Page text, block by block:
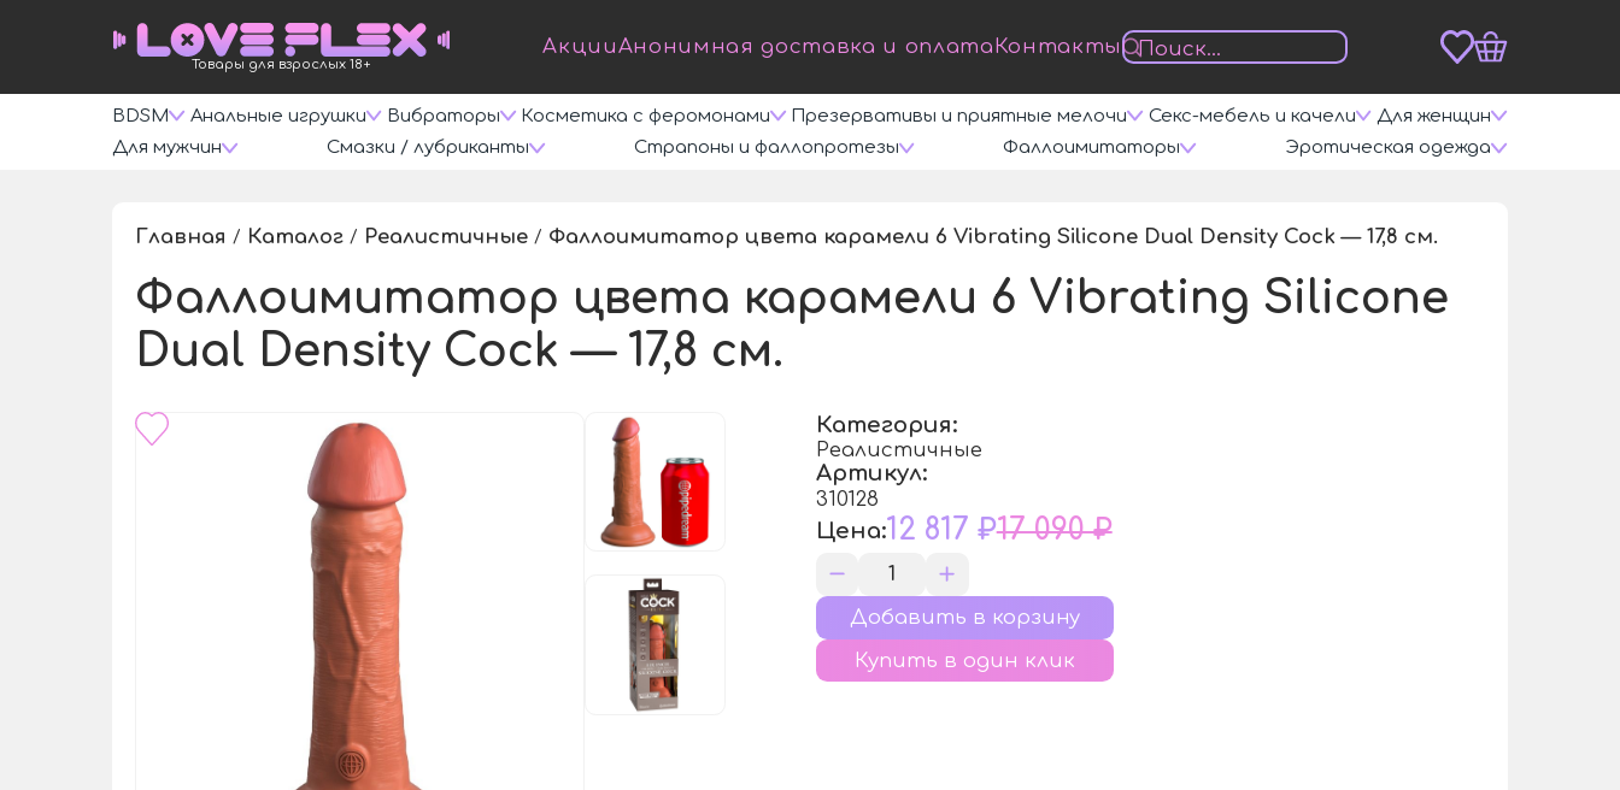
Товары для взрослых 18+
АкцииАнонимная доставка и оплата Контакты
BDSM Анальные игрушки Вибраторы Косметика с феромонами Презервативы и приятные мелочи Секс-мебель и качели
Для женщин
Для мужчин
Смазки / лубриканты Страпоны и фаллопротезы Фаллоимитаторы Эротическая одежда
Главная / Каталог / Реалистичные / Фаллоимитатор цвета карамели 6 Vibrating Silicone Dual Density Cock — 17,8 см.
Фаллоимитатор цвета карамели 6 Vibrating Silicone
Dual Density Cock — 17,8 см.
Категория:
Реалистичные
Артикул:
310128
Цена:12 817 ₽17 090 ₽
Купить в один клик